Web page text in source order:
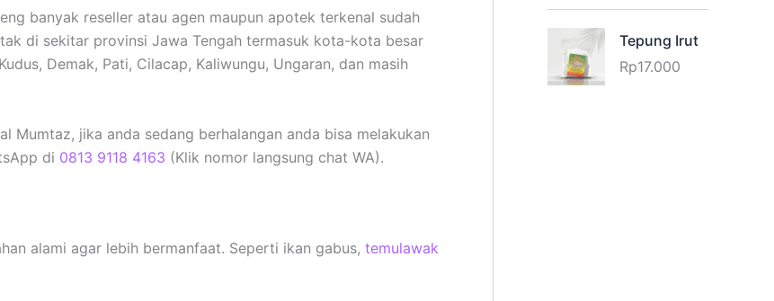
banyak reseller atau agen maupun apotek terkenal sudah
di sekitar provinsi Jawa Tengah termasuk kota-kota besar
Demak, Pati, Cilacap, Kaliwungu, Ungaran, dan masih
Mumtaz, jika anda sedang berhalangan anda bisa melakukan
di 0813 9118 4163 (Klik nomor langsung chat WA).
alami agar lebih bermanfaat. Seperti ikan gabus, temulawak
Tepung Irut
Rp17.000